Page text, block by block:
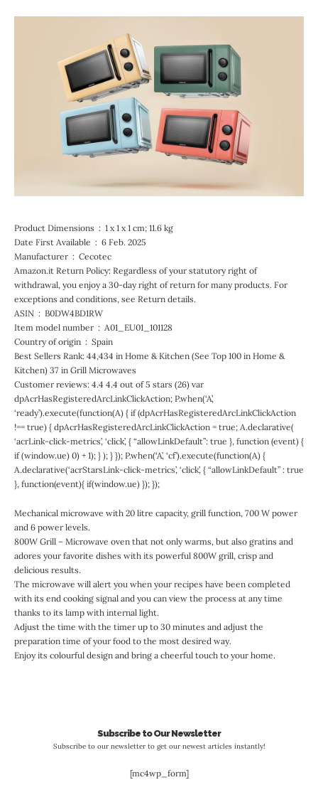
Product Dimensions ‏ : ‎ 1 x 1 x 1 cm; 11.6 kg
Date First Available ‏ : ‎ 6 Feb. 2025
Manufacturer ‏ : ‎ Cecotec
Amazon.it Return Policy: Regardless of your statutory right of
withdrawal, you enjoy a 30-day right of return for many products. For
exceptions and conditions, see Return details.
ASIN ‏ : ‎ B0DW4BD1RW
Item model number ‏ : ‎ A01_EU01_101128
Country of origin ‏ : ‎ Spain
Best Sellers Rank: 44,434 in Home & Kitchen (See Top 100 in Home &
Kitchen) 37 in Grill Microwaves
Customer reviews: 4.4 4.4 out of 5 stars (26) var
dpAcrHasRegisteredArcLinkClickAction; P.when(‘A’,
‘ready’).execute(function(A) { if (dpAcrHasRegisteredArcLinkClickAction
!== true) { dpAcrHasRegisteredArcLinkClickAction = true; A.declarative(
‘acrLink-click-metrics’, ‘click’, { “allowLinkDefault”: true }, function (event) {
if (window.ue) 0) + 1); } ); } }); P.when(‘A’, ‘cf’).execute(function(A) {
A.declarative(‘acrStarsLink-click-metrics’, ‘click’, { “allowLinkDefault” : true
}, function(event){ if(window.ue) }); });
Mechanical microwave with 20 litre capacity, grill function, 700 W power
and 6 power levels.
800W Grill – Microwave oven that not only warms, but also gratins and
adores your favorite dishes with its powerful 800W grill, crisp and
delicious results.
The microwave will alert you when your recipes have been completed
with its end cooking signal and you can view the process at any time
thanks to its lamp with internal light.
Adjust the time with the timer up to 30 minutes and adjust the
preparation time of your food to the most desired way.
Enjoy its colourful design and bring a cheerful touch to your home.
Subscribe to Our Newsletter
Subscribe to our newsletter to get our newest articles instantly!
[mc4wp_form]